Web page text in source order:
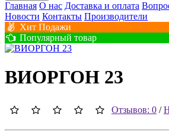
Главная О нас Доставка и оплата
Новости Контакты Производители
Хит Подажи
Популярный товар
ВИОРГОН 23
Отзывов: 0 /